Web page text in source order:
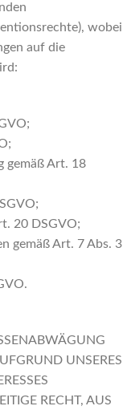
wobei
auf die
gemäß Art. 18
20 DSGVO;
gemäß Art. 7 Abs. 3
UNSERES
RECHT, AUS